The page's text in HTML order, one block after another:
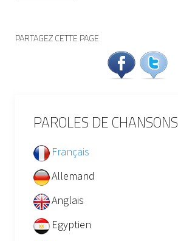
PARTAGEZ CETTE PAGE
PAROLES DE CHANSONS
Français
Allemand
Anglais
Egyptien